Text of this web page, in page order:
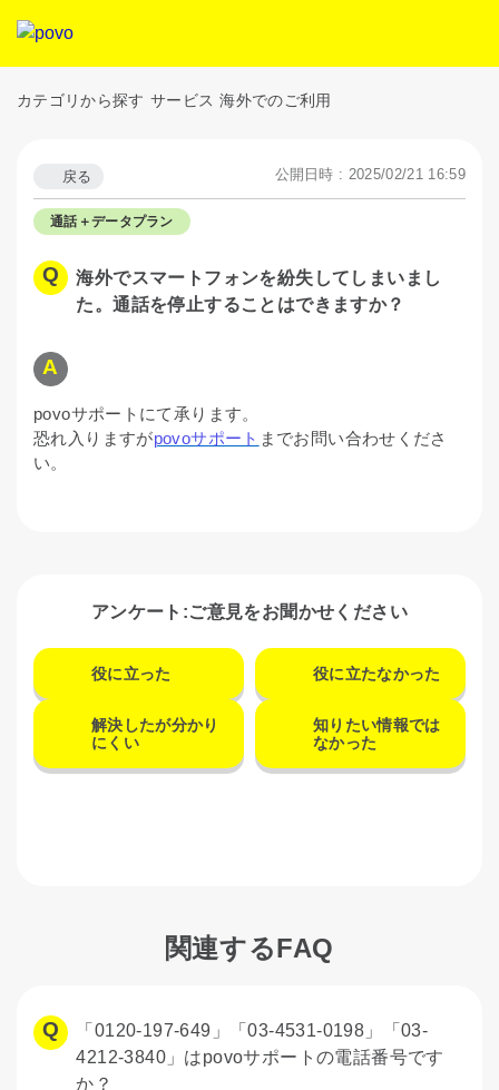
カテゴリから探す サービス 海外でのご利用
戻る 公開日時 : 2025/02/21 16:59
通話＋データプラン
海外でスマートフォンを紛失してしまいまし
た。通話を停止することはできますか？
povoサポートにて承ります。
恐れ入りますがpovoサポート までお問い合わせくださ
い。
アンケート:ご意見をお聞かせください
役に立った 役に立たなかった
解決したが分かり
にくい
知りたい情報では
なかった
関連するFAQ
「0120-197-649」「03-4531-0198」「03-
4212-3840」はpovoサポートの電話番号です
か？